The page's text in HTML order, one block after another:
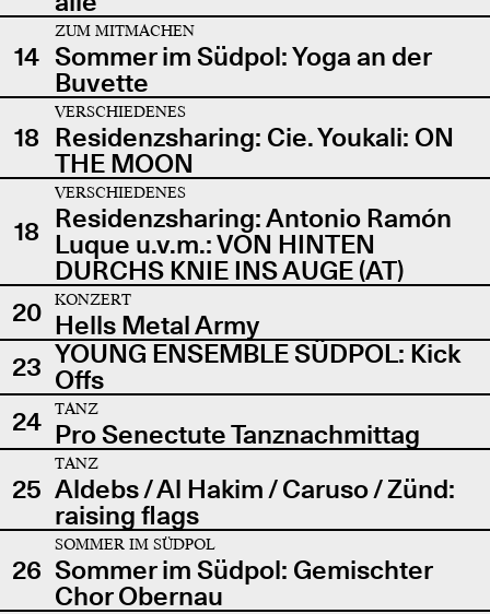
14
ZUM MITMACHEN
Sommer im Südpol: Yoga an der
Buvette
18
VERSCHIEDENES
Residenzsharing: Cie. Youkali: ON
THE MOON
18
VERSCHIEDENES
Residenzsharing: Antonio Ramón
Luque u.v.m.: VON HINTEN
DURCHS KNIE INS AUGE (AT)
20
KONZERT
Hells Metal Army
23 YOUNG ENSEMBLE SÜDPOL: Kick
Offs
24
TANZ
Pro Senectute Tanznachmittag
25
TANZ
Aldebs / Al Hakim / Caruso / Zünd:
raising flags
26
SOMMER IM SÜDPOL
Sommer im Südpol: Gemischter
Chor Obernau